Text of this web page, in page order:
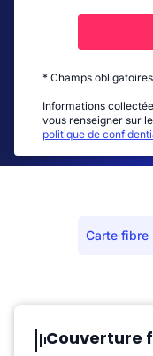
* Champs obligatoires
Informations
vous renseigner sur
politique de
Carte fibre
Couverture